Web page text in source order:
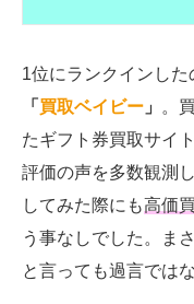
1位にランクインした
「 買取ベイビー 」
。
たギフト券買取サイ
評価の声を多数観測
してみた際にも高価
う事なしでした。ま
と言っても過言では